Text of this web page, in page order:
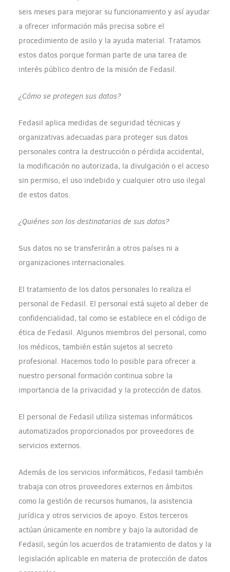
seis meses para mejorar su funcionamiento y así ayudar
a ofrecer información más precisa sobre el
procedimiento de asilo y la ayuda material. Tratamos
estos datos porque forman parte de una tarea de
interés público dentro de la misión de Fedasil.
¿Cómo se protegen sus datos?
Fedasil aplica medidas de seguridad técnicas y
organizativas adecuadas para proteger sus datos
personales contra la destrucción o pérdida accidental,
la modificación no autorizada, la divulgación o el acceso
sin permiso, el uso indebido y cualquier otro uso ilegal
de estos datos.
¿Quiénes son los destinatarios de sus datos?
Sus datos no se transferirán a otros países ni a
organizaciones internacionales.
El tratamiento de los datos personales lo realiza el
personal de Fedasil. El personal está sujeto al deber de
confidencialidad, tal como se establece en el código de
ética de Fedasil. Algunos miembros del personal, como
los médicos, también están sujetos al secreto
profesional. Hacemos todo lo posible para ofrecer a
nuestro personal formación continua sobre la
importancia de la privacidad y la protección de datos.
El personal de Fedasil utiliza sistemas informáticos
automatizados proporcionados por proveedores de
servicios externos.
Además de los servicios informáticos, Fedasil también
trabaja con otros proveedores externos en ámbitos
como la gestión de recursos humanos, la asistencia
jurídica y otros servicios de apoyo. Estos terceros
actúan únicamente en nombre y bajo la autoridad de
Fedasil, según los acuerdos de tratamiento de datos y la
legislación aplicable en materia de protección de datos